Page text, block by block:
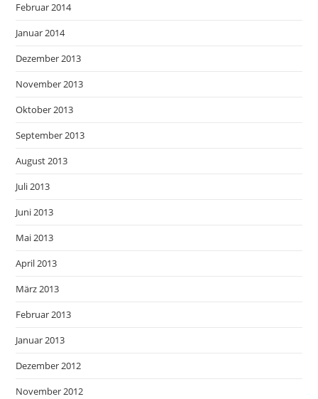
Februar 2014
Januar 2014
Dezember 2013
November 2013
Oktober 2013
September 2013
August 2013
Juli 2013
Juni 2013
Mai 2013
April 2013
März 2013
Februar 2013
Januar 2013
Dezember 2012
November 2012